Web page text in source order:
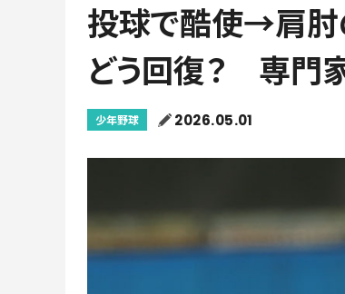
投球で酷使→肩肘
どう回復？ 専門
少年野球 2026.05.01